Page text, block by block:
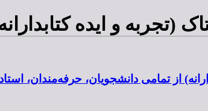
(تجربه و ایده
از تمامی دانشجویان،